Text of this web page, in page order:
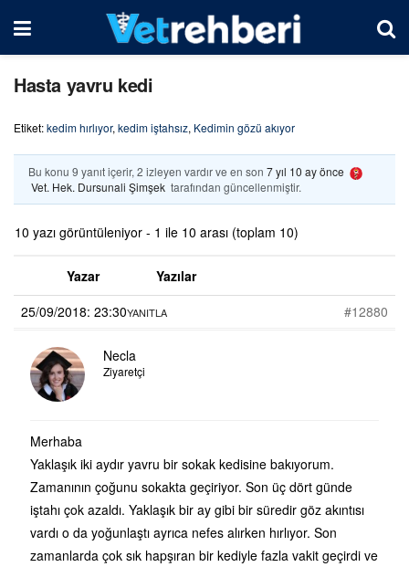
Hasta yavru kedi
Etiket:kedim hırlıyor, kedim iştahsız, Kedimin gözü akıyor
Bu konu 9 yanıt içerir, 2 izleyen vardır ve en son 7 yıl 10 ay önce
Vet. Hek. Dursunali Şimşek tarafından güncellenmiştir.
10 yazı görüntüleniyor - 1 ile 10 arası (toplam 10)
Yazar
Yazılar
25/09/2018: 23:30
#12880
YANITLA
Necla
Ziyaretçi
Merhaba
Yaklaşık iki aydır yavru bir sokak kedisine bakıyorum.
Zamanının çoğunu sokakta geçiriyor. Son üç dört günde
iştahı çok azaldı. Yaklaşık bir ay gibi bir süredir göz akıntısı
vardı o da yoğunlaştı ayrıca nefes alırken hırlıyor. Son
zamanlarda çok sık hapşıran bir kediyle fazla vakit geçirdi ve